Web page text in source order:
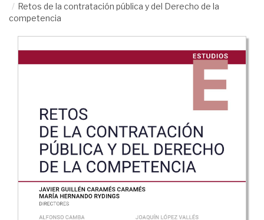
Retos de la contratación pública y del Derecho de la
competencia